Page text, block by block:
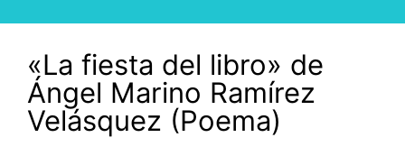
«La fiesta del libro» de
Ángel Marino Ramírez
Velásquez (Poema)